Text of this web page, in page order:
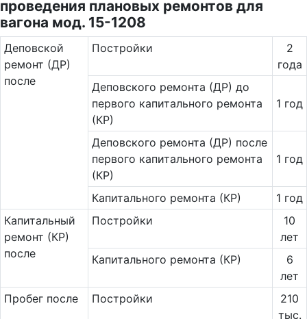
проведения плановых ремонтов для
вагона мод. 15-1208
Де­повс­кой
ремонт (ДР)
после
Постройки
2
года
Деповского ремонта (ДР) до
первого капитального ремонта
(КР)
1 год
Деповского ремонта (ДР) после
первого капитального ремонта
(КР)
1 год
Капитального ремонта (КР)
1 год
Ка­пи­таль­ный
ремонт (КР)
после
Постройки
10
лет
Капитального ремонта (КР)
6
лет
Пробег после
Постройки
210
тыс.